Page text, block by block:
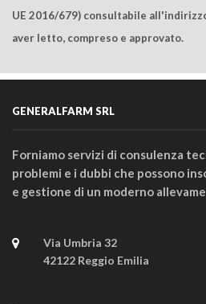
UE 2016/679) consultabile
aver letto, compreso e approvato.
GENERALFARM SRL
Forniamo servizi di consulenza
problemi e i dubbi che possono
e gestione di un moderno
Via Umbria 32
42122 Reggio Emilia